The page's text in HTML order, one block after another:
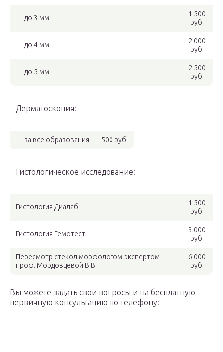
— до 3 мм
1 500
руб.
— до 4 мм
2 000
руб.
— до 5 мм
2 500
руб.
Дерматоскопия:
— за все образования 500 руб.
Гистологическое исследование:
Гистология Диалаб
1 500
руб.
Гистология Гемотест
3 000
руб.
Пересмотр стекол морфологом-экспертом
проф. Мордовцевой В.В.
6 000
руб.
Вы можете задать свои вопросы и на бесплатную
первичную консультацию по телефону: